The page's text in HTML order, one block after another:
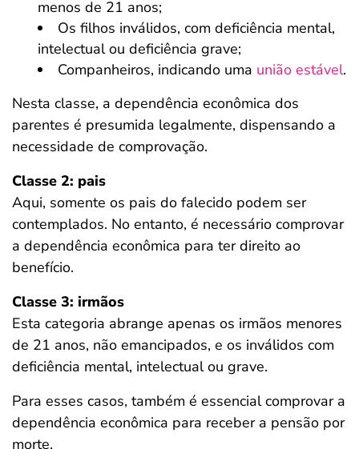
menos de 21 anos;
Os filhos inválidos, com deficiência mental,
intelectual ou deficiência grave;
Companheiros, indicando uma união estável.
Nesta classe, a dependência econômica dos
parentes é presumida legalmente, dispensando a
necessidade de comprovação.
Classe 2: pais
Aqui, somente os pais do falecido podem ser
contemplados. No entanto, é necessário comprovar
a dependência econômica para ter direito ao
benefício.
Classe 3: irmãos
Esta categoria abrange apenas os irmãos menores
de 21 anos, não emancipados, e os inválidos com
deficiência mental, intelectual ou grave.
Para esses casos, também é essencial comprovar a
dependência econômica para receber a pensão por
morte.